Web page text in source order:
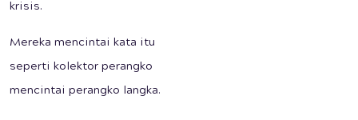
krisis.
Mereka mencintai kata itu
seperti kolektor perangko
mencintai perangko langka.